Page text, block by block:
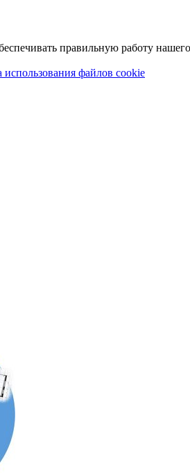
правильную работу нашего
использования файлов cookie